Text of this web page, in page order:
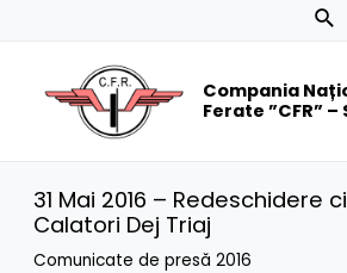
Compania
Ferate ”CFR” –
31 Mai 2016 – Redeschidere
Calatori Dej Triaj
Comunicate de presă 2016